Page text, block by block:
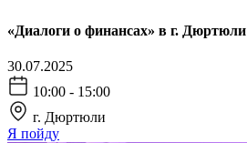
«Диалоги о финансах» в г. Дюртюли
30.07.2025
10:00 - 15:00
г. Дюртюли
Я пойду